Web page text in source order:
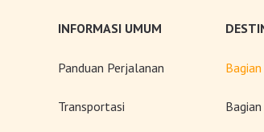
INFORMASI UMUM
Panduan Perjalanan
Transportasi